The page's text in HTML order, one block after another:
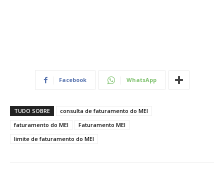
Facebook WhatsApp
TUDO SOBRE
consulta de faturamento do MEI
faturamento do MEI
Faturamento MEI
limite de faturamento do MEI